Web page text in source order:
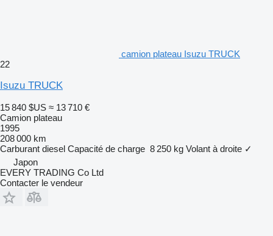
camion plateau Isuzu TRUCK
22
Isuzu TRUCK
15 840 $US ≈ 13 710 €
Camion plateau
1995
208 000 km
Carburant diesel Capacité de charge 8 250 kg Volant à droite ✓
Japon
EVERY TRADING Co Ltd
Contacter le vendeur